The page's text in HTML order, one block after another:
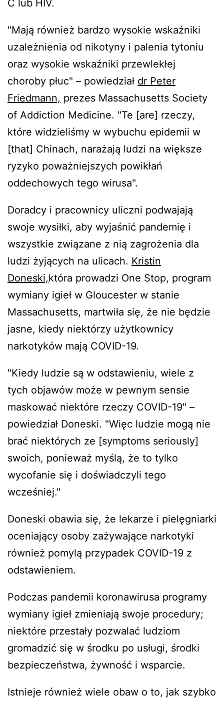
C lub HIV.
"Mają również bardzo wysokie wskaźniki
uzależnienia od nikotyny i palenia tytoniu
oraz wysokie wskaźniki przewlekłej
choroby płuc" – powiedział dr Peter
Friedmann, prezes Massachusetts Society
of Addiction Medicine. "Te [are] rzeczy,
które widzieliśmy w wybuchu epidemii w
[that] Chinach, narażają ludzi na większe
ryzyko poważniejszych powikłań
oddechowych tego wirusa".
Doradcy i pracownicy uliczni podwajają
swoje wysiłki, aby wyjaśnić pandemię i
wszystkie związane z nią zagrożenia dla
ludzi żyjących na ulicach. Kristin
Doneski,która prowadzi One Stop, program
wymiany igieł w Gloucester w stanie
Massachusetts, martwiła się, że nie będzie
jasne, kiedy niektórzy użytkownicy
narkotyków mają COVID-19.
"Kiedy ludzie są w odstawieniu, wiele z
tych objawów może w pewnym sensie
maskować niektóre rzeczy COVID-19" –
powiedział Doneski. "Więc ludzie mogą nie
brać niektórych ze [symptoms seriously]
swoich, ponieważ myślą, że to tylko
wycofanie się i doświadczyli tego
wcześniej."
Doneski obawia się, że lekarze i pielęgniarki
oceniający osoby zażywające narkotyki
również pomylą przypadek COVID-19 z
odstawieniem.
Podczas pandemii koronawirusa programy
wymiany igieł zmieniają swoje procedury;
niektóre przestały pozwalać ludziom
gromadzić się w środku po usługi, środki
bezpieczeństwa, żywność i wsparcie.
Istnieje również wiele obaw o to, jak szybko